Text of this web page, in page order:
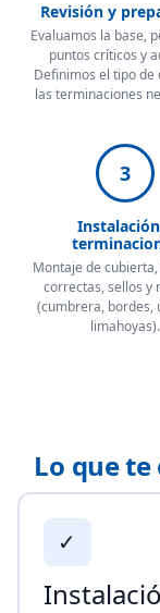
Revisión y
Evaluamos la base,
puntos críticos y
Definimos el tipo de
las terminaciones
3
Montaje de
correctas, sellos y
(cumbrera, bordes,
limahoyas).
Lo que
✓